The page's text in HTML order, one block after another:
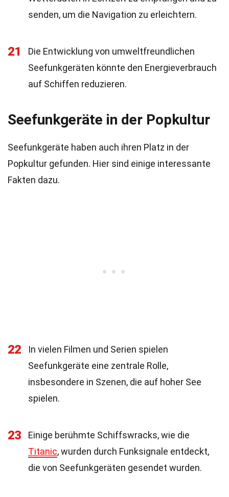
senden, um die Navigation zu erleichtern.
21
Die Entwicklung von umweltfreundlichen
Seefunkgeräten könnte den Energieverbrauch
auf Schiffen reduzieren.
Seefunkgeräte in der Popkultur
Seefunkgeräte haben auch ihren Platz in der
Popkultur gefunden. Hier sind einige interessante
Fakten dazu.
22
In vielen Filmen und Serien spielen
Seefunkgeräte eine zentrale Rolle,
insbesondere in Szenen, die auf hoher See
spielen.
23
Einige berühmte Schiffswracks, wie die
Titanic, wurden durch Funksignale entdeckt,
die von Seefunkgeräten gesendet wurden.